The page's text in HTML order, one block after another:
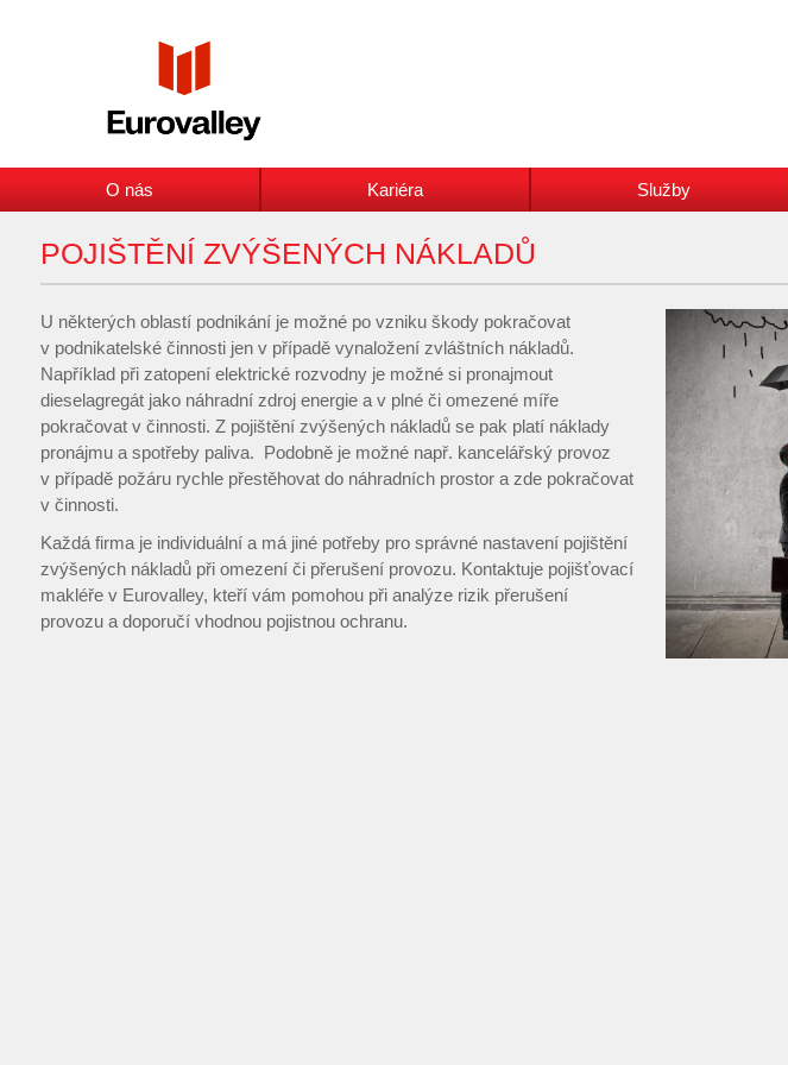
O nás Kariéra Služby
POJIŠTĚNÍ ZVÝŠENÝCH NÁKLADŮ
U některých oblastí podnikání je možné po vzniku škody pokračovat
v podnikatelské činnosti jen v případě vynaložení zvláštních nákladů.
Například při zatopení elektrické rozvodny je možné si pronajmout
dieselagregát jako náhradní zdroj energie a v plné či omezené míře
pokračovat v činnosti. Z pojištění zvýšených nákladů se pak platí náklady
pronájmu a spotřeby paliva. Podobně je možné např. kancelářský provoz
v případě požáru rychle přestěhovat do náhradních prostor a zde pokračovat
v činnosti.
Každá firma je individuální a má jiné potřeby pro správné nastavení pojištění
zvýšených nákladů při omezení či přerušení provozu. Kontaktuje pojišťovací
makléře v Eurovalley, kteří vám pomohou při analýze rizik přerušení
provozu a doporučí vhodnou pojistnou ochranu.